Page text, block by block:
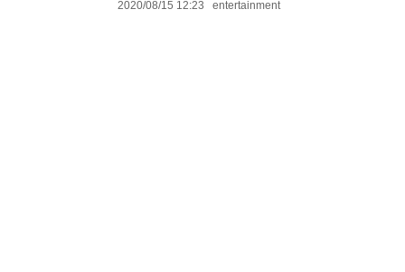
2020/08/15 12:23 entertainment